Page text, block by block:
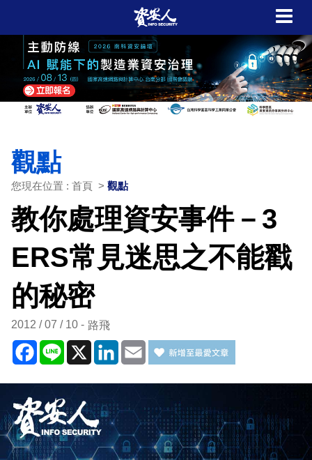
觀點
您現在位置 : 首頁 > 觀點
教你處理資安事件－3
ERS常見迷思之不能戳
的秘密
2012 / 07 / 10 路飛
Facebook
Line X LinkedIn
Email